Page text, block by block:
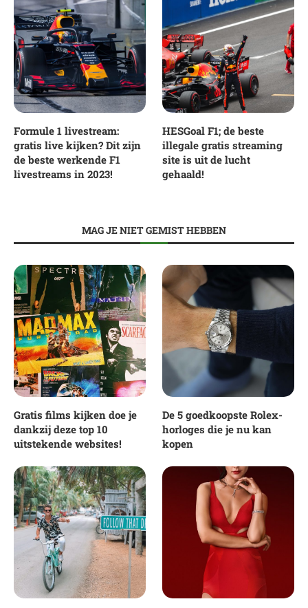
Formule 1 livestream:
gratis live kijken? Dit zijn
de beste werkende F1
livestreams in 2023!
HESGoal F1; de beste
illegale gratis streaming
site is uit de lucht
gehaald!
MAG JE NIET GEMIST HEBBEN
Gratis films kijken doe je
dankzij deze top 10
uitstekende websites!
De 5 goedkoopste Rolex-
horloges die je nu kan
kopen